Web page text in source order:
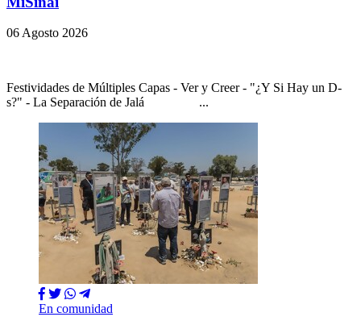
06 Agosto 2026
Festividades de Múltiples Capas - Ver y Creer - "¿Y Si Hay un D-
s?" - La Separación de Jalá ...
En comunidad